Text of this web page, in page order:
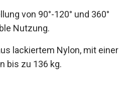
von 90°-120° und 360°
Nutzung.
lackiertem Nylon, mit einer
bis zu 136 kg.